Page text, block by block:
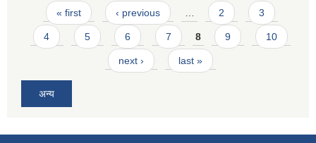
Pages
« first ‹ previous 2 3
4 5 6 7 8 9 10
next › last »
अन्य